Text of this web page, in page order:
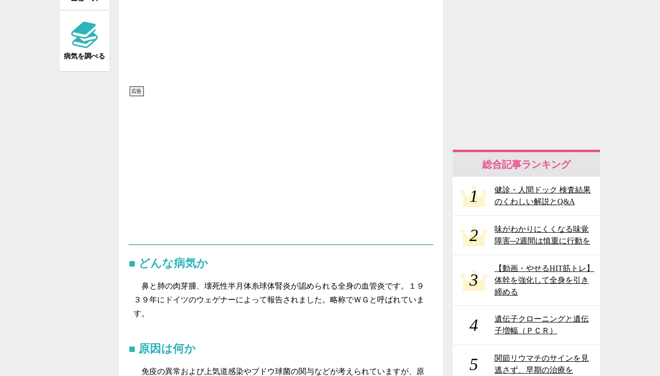
病気を調べる
広告
どんな病気か
鼻と肺の肉芽腫、壊死性半月体糸球体腎炎が認められる全身の血管炎です。１９
３９年にドイツのウェゲナーによって報告されました。略称でＷＧと呼ばれていま
す。
原因は何か
免疫の異常および上気道感染やブドウ球菌の関与などが考えられていますが、原
総合記事ランキング
1
健診・人間ドック 検査結果
のくわしい解説とQ&A
2
味がわかりにくくなる味覚
障害─2週間は慎重に行動を
3
【動画・やせるHIT筋トレ】
体幹を強化して全身を引き
締める
4
遺伝子クローニングと遺伝
子増幅（ＰＣＲ）
5
関節リウマチのサインを見
逃さず、早期の治療を